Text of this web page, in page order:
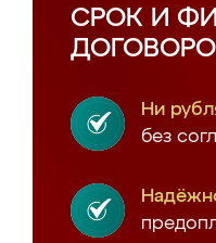
СРОК И
Ни
без